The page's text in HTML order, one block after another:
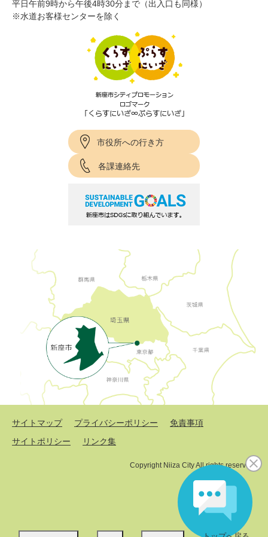
平日午前9時から午後4時30分まで（出入口も同様）
※水道お客様センターを除く
市役所への行き方
各課連絡先
サイトマップ プライバシーポリシー
免責事項
サイトポリシー
リンク集
Copyright Niiza City All rights reserved.